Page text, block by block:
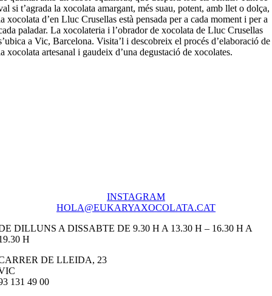
si t’agrada la xocolata amargant, més suau, potent, amb llet o dolça,
xocolata d’en Lluc Crusellas està pensada per a cada moment i per a
paladar. La xocolateria i l’obrador de xocolata de Lluc Crusellas
a Vic, Barcelona. Visita’l i descobreix el procés d’elaboració de
xocolata artesanal i gaudeix d’una degustació de xocolates.
INSTAGRAM
HOLA@EUKARYAXOCOLATA.CAT
DILLUNS A DISSABTE DE 9.30 H A 13.30 H – 16.30 H A
H
DE LLEIDA, 23
131 49 00